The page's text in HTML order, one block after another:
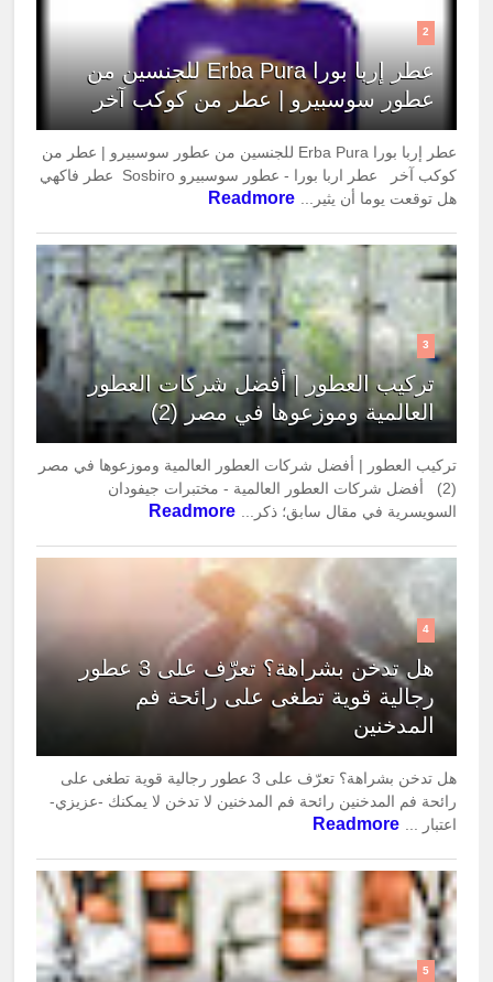
2
عطر إربا بورا Erba Pura للجنسين من
عطور سوسبيرو | عطر من كوكب آخر
عطر إربا بورا Erba Pura للجنسين من عطور سوسبيرو | عطر من
كوكب آخر عطر اربا بورا - عطور سوسبيرو Sosbiro عطر فاكهي
هل توقعت يوما أن يثير...
Readmore
3
تركيب العطور | أفضل شركات العطور
العالمية وموزعوها في مصر (2)
تركيب العطور | أفضل شركات العطور العالمية وموزعوها في مصر
(2) أفضل شركات العطور العالمية - مختبرات جيفودان
السويسرية في مقال سابق؛ ذكر...
Readmore
4
هل تدخن بشراهة؟ تعرّف على 3 عطور
رجالية قوية تطغى على رائحة فم
المدخنين
هل تدخن بشراهة؟ تعرّف على 3 عطور رجالية قوية تطغى على
رائحة فم المدخنين رائحة فم المدخنين لا تدخن لا يمكنك -عزيزي-
اعتبار ...
Readmore
5